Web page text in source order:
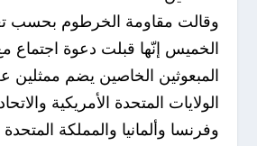
وقالت مقاومة الخرطوم بحسب
الخميس إنّها قبلت دعوة اجتماع
المبعوثين الخاصين يضم
الولايات المتحدة الأمريكية
وفرنسا وألمانيا والمملكة